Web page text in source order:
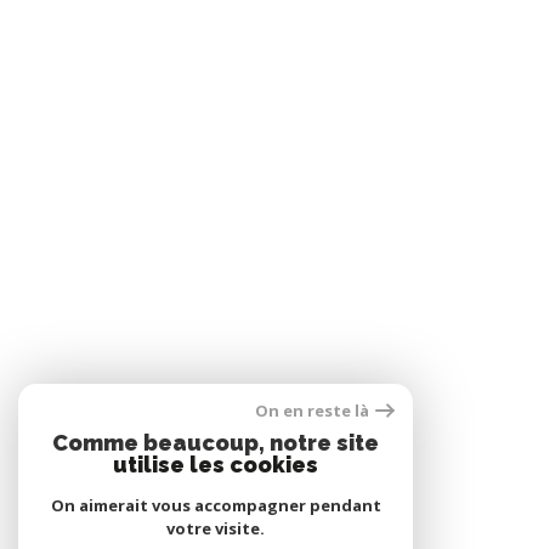
On en reste là
Comme beaucoup, notre site
utilise les cookies
On aimerait vous accompagner pendant
votre visite.